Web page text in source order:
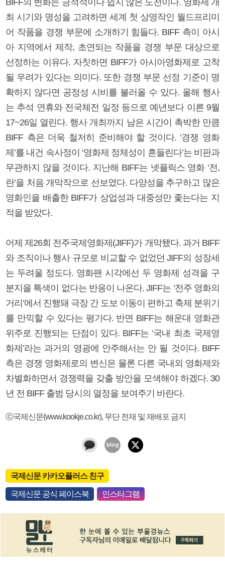
최 시기와 명성을 고려하면 세계 첫 상영작인 월드프리미
어 작품을 경쟁 부문에 소개하기 힘들다. BIFF 측이 아시
아 지역에서 제작, 초연되는 작품을 경쟁 부문 대상으로
선정하는 이유다. 자칫하면 BIFF가 아시아영화제로 고착
될 우려가 있다는 의미다. 또한 경쟁 부문 선정 기준이 명
확하지 않다면 공정성 시비를 불러올 수 있다. 올해 행사
는 추석 연휴와 전국체전 일정 등으로 예년보다 이른 9월
17~26일 열린다. 행사 개최까지 남은 시간이 촉박한 만큼
BIFF 측은 더욱 철저히 준비해야 할 것이다. ‘경쟁 영화
제’를 내건 속사정이 ‘영화제 정체성이 흔들린다’는 비판과
무관하지 않을 것이다. 지난해 BIFF는 넷플릭스 영화 ‘전,
란’을 처음 개막작으로 선보였다. 다양성을 추구하고 많은
영화인을 배출한 BIFF가 상업성과 대중성만 좇는다는 지
적을 받았다.
어제 제26회 전주국제영화제(JIFF)가 개막됐다. 과거 BIFF
와 조직이나 행사 규모로 비교할 수 없었던 JIFF의 성장세
는 두려울 정도다. 영화팬 시각에선 두 영화제 성격을 구
분지을 특색이 없다는 반응이 나온다. JIFF는 ‘전주 영화의
거리’에서 진행돼 극장 간 도보 이동이 편하고 축제 분위기
를 만끽할 수 있다는 평가다. 반면 BIFF는 해운대 영화관
위주로 진행되는 단점이 있다. BIFF는 ‘국내 최초 국제영
화제’라는 과거의 영광에 안주해서는 안 될 것이다. BIFF
측은 경쟁 영화제로의 변신은 물론 다른 국내외 영화제와
차별화하면서 경쟁력을 갖출 방안을 모색해야 하겠다. 30
년 전 BIFF 출범 당시의 열정을 보여주기 바란다.
ⓒ국제신문(www.kookje.co.kr), 무단 전재 및 재배포 금지
국제신문 카카오플러스 친구
국제신문 공식 페이스북 인스타그램